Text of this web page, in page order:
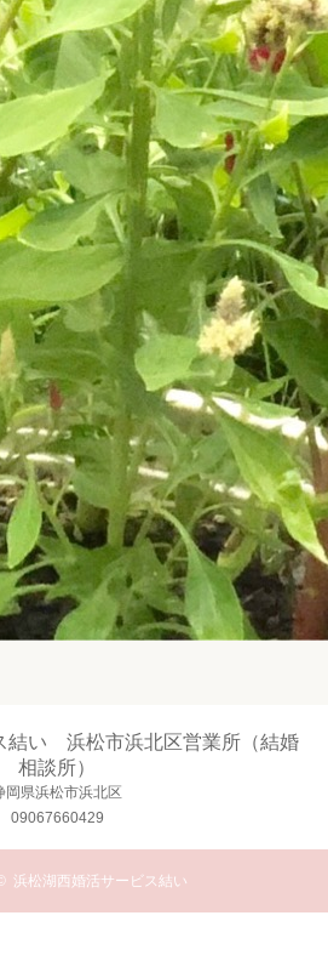
結い 浜松市浜北区営業所（結婚
相談所）
岡県浜松市浜北区
09067660429
浜松湖西婚活サービス結い